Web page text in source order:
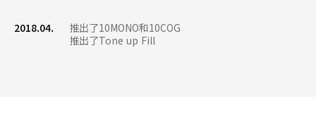
2018.04.
推出了10MONO和10COG
推出了Tone up Fill